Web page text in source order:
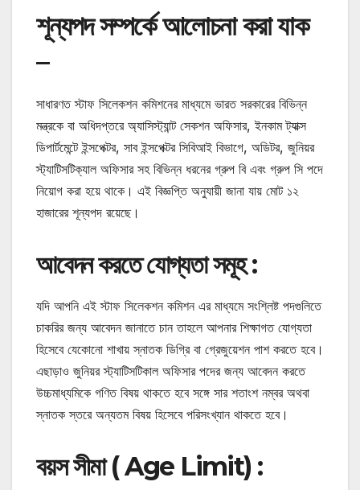
শূন্যপদ সম্পর্কে আলোচনা করা যাক
–
সাধারণত স্টাফ সিলেকশন কমিশনের মাধ্যমে ভারত সরকারের বিভিন্ন
মন্ত্রকে বা অধিদপ্তরে অ্যাসিস্ট্যান্ট সেকশন অফিসার, ইনকাম ট্যাক্স
ডিপার্টমেন্টে ইন্সপেক্টর, সাব ইন্সপেক্টর সিবিআই বিভাগে, অডিটর, জুনিয়র
স্ট্যাটিসটিক্যাল অফিসার সহ বিভিন্ন ধরনের গ্রুপ বি এবং গ্রুপ সি পদে
নিয়োগ করা হয়ে থাকে। এই বিজ্ঞপ্তি অনুযায়ী জানা যায় মোট ১২
হাজারের শূন্যপদ রয়েছে।
আবেদন করতে যোগ্যতা সমূহ :
যদি আপনি এই স্টাফ সিলেকশন কমিশন এর মাধ্যমে সংশ্লিষ্ট পদগুলিতে
চাকরির জন্য আবেদন জানাতে চান তাহলে আপনার শিক্ষাগত যোগ্যতা
হিসেবে যেকোনো শাখায় স্নাতক ডিগ্রি বা গ্রেজুয়েশন পাশ করতে হবে।
এছাড়াও জুনিয়র স্ট্যাটিসটিকাল অফিসার পদের জন্য আবেদন করতে
উচ্চমাধ্যমিকে গণিত বিষয় থাকতে হবে সঙ্গে সার শতাংশ নম্বর অথবা
স্নাতক স্তরে অন্যতম বিষয় হিসেবে পরিসংখ্যান থাকতে হবে।
বয়স সীমা ( Age Limit) :